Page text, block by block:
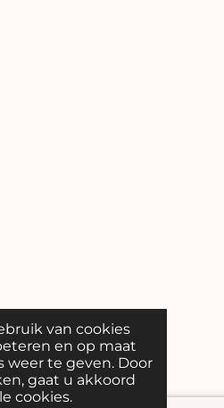
van cookies
en op maat
te geven. Door
gaat u akkoord
cookies.